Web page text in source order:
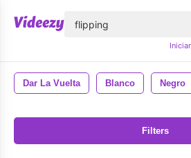
Dar La Vuelta Blanco Negro
Filters